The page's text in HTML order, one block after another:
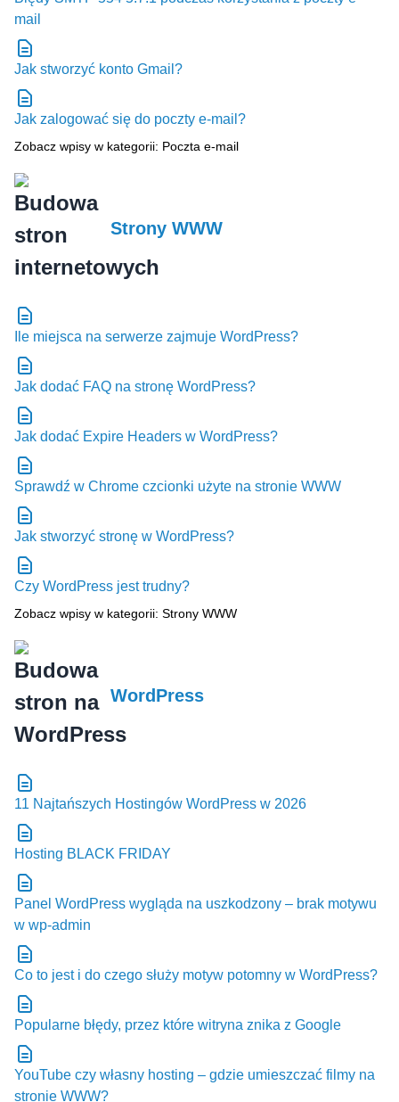
mail
Jak stworzyć konto Gmail?
Jak zalogować się do poczty e-mail?
Zobacz wpisy w kategorii: Poczta e-mail
Strony WWW
Ile miejsca na serwerze zajmuje WordPress?
Jak dodać FAQ na stronę WordPress?
Jak dodać Expire Headers w WordPress?
Sprawdź w Chrome czcionki użyte na stronie WWW
Jak stworzyć stronę w WordPress?
Czy WordPress jest trudny?
Zobacz wpisy w kategorii: Strony WWW
WordPress
11 Najtańszych Hostingów WordPress w 2026
Hosting BLACK FRIDAY
Panel WordPress wygląda na uszkodzony – brak motywu
w wp-admin
Co to jest i do czego służy motyw potomny w WordPress?
Popularne błędy, przez które witryna znika z Google
YouTube czy własny hosting – gdzie umieszczać filmy na
stronie WWW?